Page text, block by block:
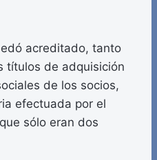
acreditado, tanto
títulos de adquisición
de los socios,
efectuada por el
sólo eran dos